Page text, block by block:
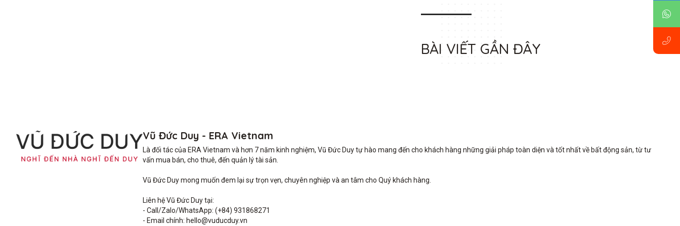
BÀI VIẾT GẦN ĐÂY
Vũ Đức Duy - ERA Vietnam
Là đối tác của ERA Vietnam và hơn 7 năm kinh nghiệm, Vũ Đức Duy tự hào mang đến cho khách hàng những giải pháp toàn diện và tốt nhất về bất động sản, từ tư
vấn mua bán, cho thuê, đến quản lý tài sản.
Vũ Đức Duy mong muốn đem lại sự trọn vẹn, chuyên nghiệp và an tâm cho Quý khách hàng.
Liên hệ Vũ Đức Duy tại:
- Call/Zalo/WhatsApp: (+84) 931868271
- Email chính: hello@vuducduy.vn